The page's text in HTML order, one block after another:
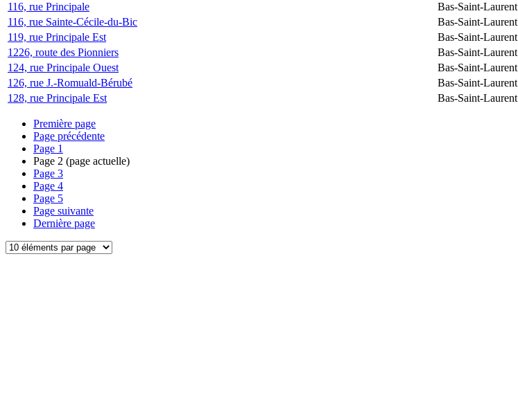
116, rue Principale
Bas-Saint-Laurent
116, rue Sainte-Cécile-du-Bic
Bas-Saint-Laurent
119, rue Principale Est
Bas-Saint-Laurent
1226, route des Pionniers
Bas-Saint-Laurent
124, rue Principale Ouest
Bas-Saint-Laurent
126, rue J.-Romuald-Bérubé
Bas-Saint-Laurent
128, rue Principale Est
Bas-Saint-Laurent
Première page
Page précédente
Page 1
Page 2 (page actuelle)
Page 3
Page 4
Page 5
Page suivante
Dernière page